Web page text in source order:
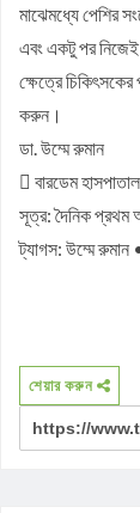
মাঝেমধ্যে পেশির
এবং একটু পর নিজেই
ক্ষেত্রে চিকিৎসকের
করুন।
ডা. উম্মে রুমান
 বারডেম
সূত্র: দৈনিক প্রথম
ট্যাগস: উম্মে
শেয়ার করুন